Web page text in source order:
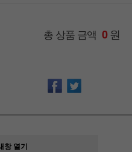
총 상품 금액 0원
창 열기